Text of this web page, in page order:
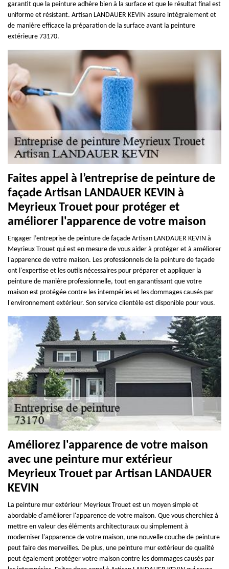
garantit que la peinture adhère bien à la surface et que le résultat final est
uniforme et résistant. Artisan LANDAUER KEVIN assure intégralement et
de manière efficace la préparation de la surface avant la peinture
extérieure 73170.
Faites appel à l’entreprise de peinture de
façade Artisan LANDAUER KEVIN à
Meyrieux Trouet pour protéger et
améliorer l'apparence de votre maison
Engager l’entreprise de peinture de façade Artisan LANDAUER KEVIN à
Meyrieux Trouet qui est en mesure de vous aider à protéger et à améliorer
l'apparence de votre maison. Les professionnels de la peinture de façade
ont l'expertise et les outils nécessaires pour préparer et appliquer la
peinture de manière professionnelle, tout en garantissant que votre
maison est protégée contre les intempéries et les dommages causés par
l'environnement extérieur. Son service clientèle est disponible pour vous.
Améliorez l'apparence de votre maison
avec une peinture mur extérieur
Meyrieux Trouet par Artisan LANDAUER
KEVIN
La peinture mur extérieur Meyrieux Trouet est un moyen simple et
abordable d'améliorer l'apparence de votre maison. Que vous cherchiez à
mettre en valeur des éléments architecturaux ou simplement à
moderniser l'apparence de votre maison, une nouvelle couche de peinture
peut faire des merveilles. De plus, une peinture mur extérieur de qualité
peut également protéger votre maison contre les dommages causés par